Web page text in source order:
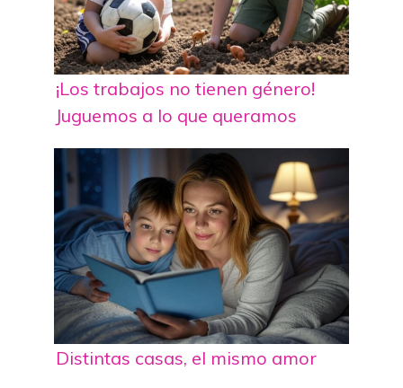
¡Los trabajos no tienen género!
Juguemos a lo que queramos
Distintas casas, el mismo amor